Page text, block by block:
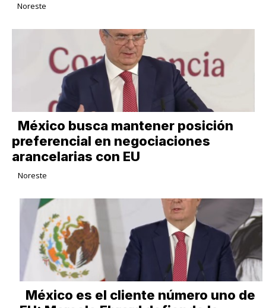
Noreste
México busca mantener posición
preferencial en negociaciones
arancelarias con EU
Noreste
México es el cliente número uno de